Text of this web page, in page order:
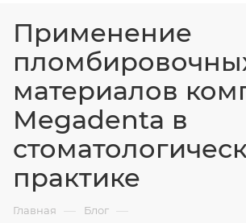
Применение
материалов
Megadenta в
практике
Главная — Блог —